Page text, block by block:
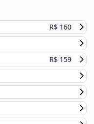
R$ 160
R$ 159